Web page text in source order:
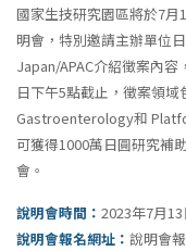
國家生技研究園區將於7月
明會，特別邀請主辦單位
Japan/APAC介紹徵案內
日下午5點截止，徵案領
Gastroenterology和
可獲得1000萬日圓研究補
會。
說明會時間： 2023年7月
說明會報名網址： 說明會